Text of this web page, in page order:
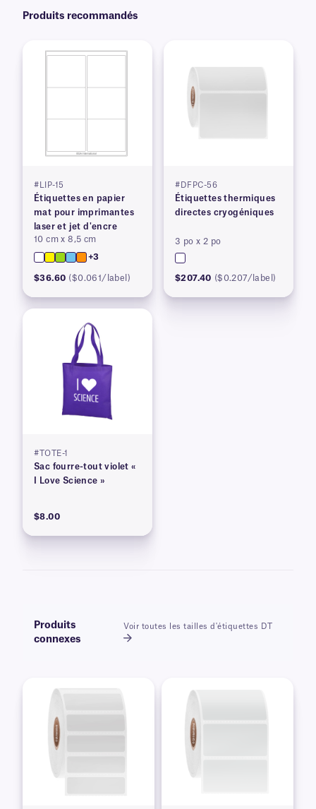
Produits recommandés
#LIP-15
Étiquettes en papier
mat pour imprimantes
laser et jet d'encre
10 cm x 8,5 cm
+3
$36.60 ($0.061/label)
#DFPC-56
Étiquettes thermiques
directes cryogéniques
3 po x 2 po
$207.40 ($0.207/label)
#TOTE-1
Sac fourre-tout violet «
I Love Science »
$8.00
Produits
connexes
Voir toutes les tailles d'étiquettes DT